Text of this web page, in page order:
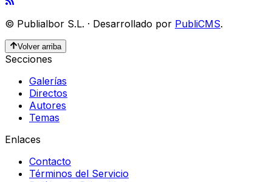
© Publialbor S.L. · Desarrollado por PubliCMS.
Volver arriba
Secciones
Galerías
Directos
Autores
Temas
Enlaces
Contacto
Términos del Servicio